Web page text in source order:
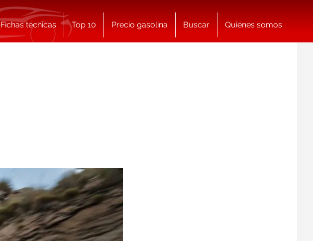
Fichas técnicas Top 10 Precio gasolina Buscar Quiénes somos